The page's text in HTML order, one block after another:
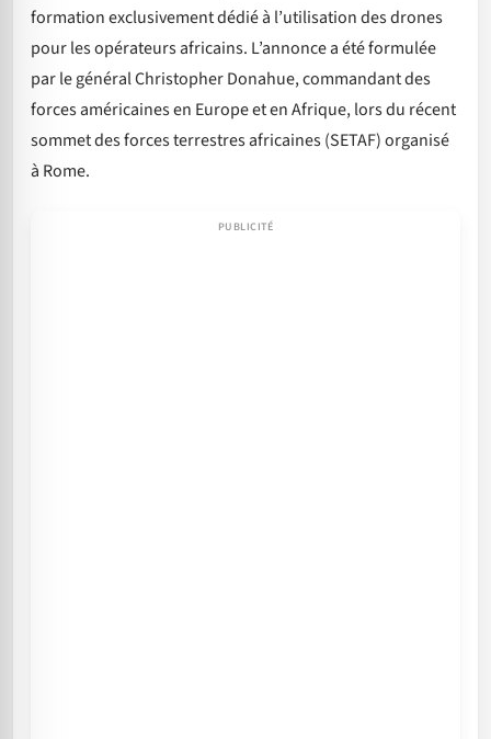
formation exclusivement dédié à l’utilisation des drones
pour les opérateurs africains. L’annonce a été formulée
par le général Christopher Donahue, commandant des
forces américaines en Europe et en Afrique, lors du récent
sommet des forces terrestres africaines (SETAF) organisé
à Rome.